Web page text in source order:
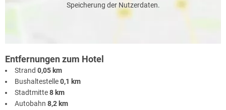
Speicherung der Nutzerdaten.
Entfernungen zum Hotel
Strand 0,05 km
Bushaltestelle0,1 km
Stadtmitte8 km
Autobahn 8,2 km